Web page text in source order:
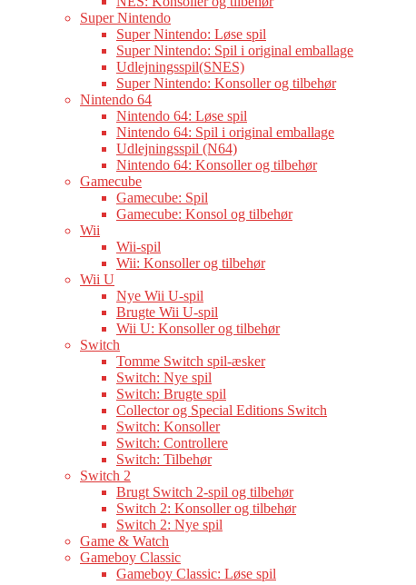
Super Nintendo
Super Nintendo: Løse spil
Super Nintendo: Spil i original emballage
Udlejningsspil(SNES)
Super Nintendo: Konsoller og tilbehør
Nintendo 64
Nintendo 64: Løse spil
Nintendo 64: Spil i original emballage
Udlejningsspil (N64)
Nintendo 64: Konsoller og tilbehør
Gamecube
Gamecube: Spil
Gamecube: Konsol og tilbehør
Wii
Wii-spil
Wii: Konsoller og tilbehør
Wii U
Nye Wii U-spil
Brugte Wii U-spil
Wii U: Konsoller og tilbehør
Switch
Tomme Switch spil-æsker
Switch: Nye spil
Switch: Brugte spil
Collector og Special Editions Switch
Switch: Konsoller
Switch: Controllere
Switch: Tilbehør
Switch 2
Brugt Switch 2-spil og tilbehør
Switch 2: Konsoller og tilbehør
Switch 2: Nye spil
Game & Watch
Gameboy Classic
Gameboy Classic: Løse spil